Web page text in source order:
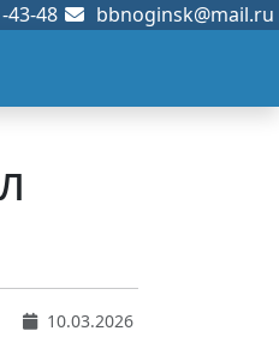
43-48 bbnoginsk@mail.ru
10.03.2026